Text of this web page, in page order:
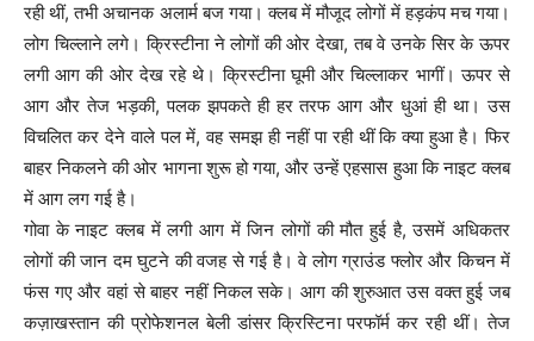
रही थीं, तभी अचानक अलार्म बज गया। क्लब में मौजूद लोगों में हड़कंप मच गया।
लोग चिल्लाने लगे। क्रिस्टीना ने लोगों की ओर देखा, तब वे उनके सिर के ऊपर
लगी आग की ओर देख रहे थे। क्रिस्टीना घूमी और चिल्लाकर भागीं। ऊपर से
आग और तेज भड़की, पलक झपकते ही हर तरफ आग और धुआं ही था। उस
विचलित कर देने वाले पल में, वह समझ ही नहीं पा रही थीं कि क्या हुआ है। फिर
बाहर निकलने की ओर भागना शुरू हो गया, और उन्हें एहसास हुआ कि नाइट क्लब
में आग लग गई है।
गोवा के नाइट क्लब में लगी आग में जिन लोगों की मौत हुई है, उसमें अधिकतर
लोगों की जान दम घुटने की वजह से गई है। वे लोग ग्राउंड फ्लोर और किचन में
फंस गए और वहां से बाहर नहीं निकल सके। आग की शुरुआत उस वक्त हुई जब
कज़ाखस्तान की प्रोफेशनल बेली डांसर क्रिस्टिना परफॉर्म कर रही थीं। तेज